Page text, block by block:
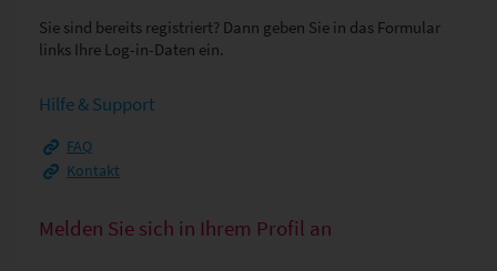
Sie sind bereits registriert? Dann geben Sie in das Formular
links Ihre Log-in-Daten ein.
Hilfe & Support
FAQ
Kontakt
Melden Sie sich in Ihrem Profil an